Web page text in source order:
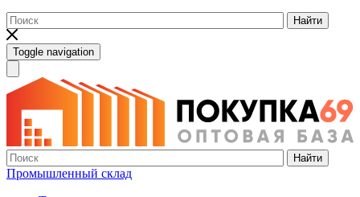
Найти
Toggle navigation
Найти
Промышленный склад